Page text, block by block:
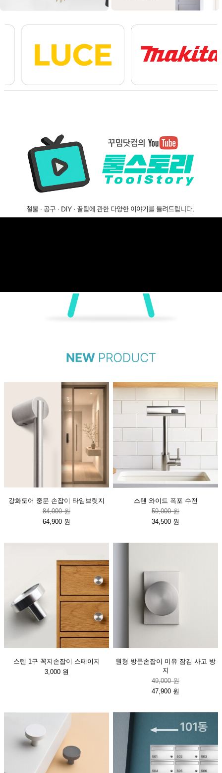
강화도어 중문 손잡이 타임브릿지
84,000 원
64,900 원
스텐 와이드 폭포 수전
59,000 원
34,500 원
스텐 1구 꼭지손잡이 스테이지
3,000 원
원형 방문손잡이 미유 잠김 사고 방
지
49,000 원
47,900 원